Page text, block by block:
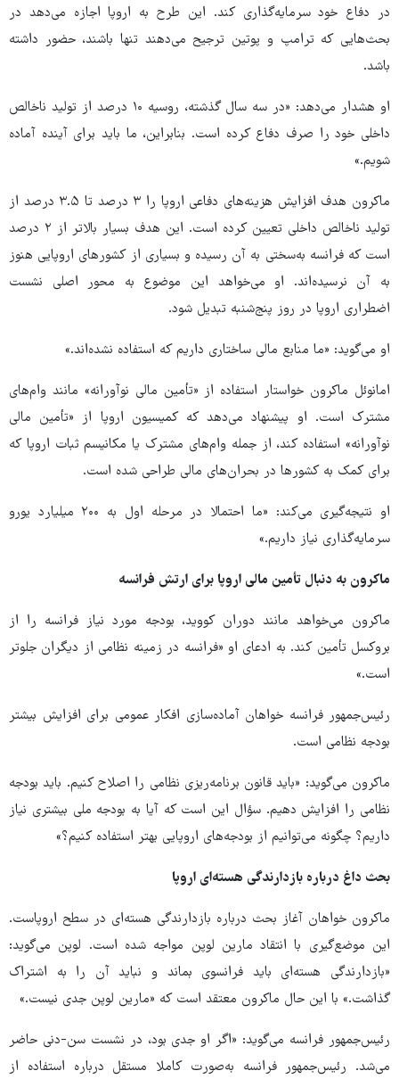
در دفاع خود سرمایه‌گذاری کند. این طرح به اروپا اجازه می‌دهد در
بحث‌هایی که ترامپ و پوتین ترجیح می‌دهند تنها باشند، حضور داشته
باشد.
او هشدار می‌دهد: «در سه سال گذشته، روسیه ۱۰ درصد از تولید ناخالص
داخلی خود را صرف دفاع کرده است. بنابراین، ما باید برای آینده آماده
شویم.»
ماکرون هدف افزایش هزینه‌های دفاعی اروپا را ۳ درصد تا ۳.۵ درصد از
تولید ناخالص داخلی تعیین کرده است. این هدف بسیار بالاتر از ۲ درصد
است که فرانسه به‌سختی به آن رسیده و بسیاری از کشورهای اروپایی هنوز
به آن نرسیده‌اند. او می‌خواهد این موضوع به محور اصلی نشست
اضطراری اروپا در روز پنج‌شنبه تبدیل شود.
او می‌گوید: «ما منابع مالی ساختاری داریم که استفاده نشده‌اند.»
امانوئل ماکرون خواستار استفاده از «تأمین مالی نوآورانه» مانند وام‌های
مشترک است. او پیشنهاد می‌دهد که کمیسیون اروپا از «تأمین مالی
نوآورانه» استفاده کند، از جمله وام‌های مشترک یا مکانیسم ثبات اروپا که
برای کمک به کشورها در بحران‌های مالی طراحی شده است.
او نتیجه‌گیری می‌کند: «ما احتمالا در مرحله اول به ۲۰۰ میلیارد یورو
سرمایه‌گذاری نیاز داریم.»
ماکرون به دنبال تأمین مالی اروپا برای ارتش فرانسه
ماکرون می‌خواهد مانند دوران کووید، بودجه مورد نیاز فرانسه را از
بروکسل تأمین کند. به ادعای او «فرانسه در زمینه نظامی از دیگران جلوتر
است.»
رئیس‌جمهور فرانسه خواهان آماده‌سازی افکار عمومی برای افزایش بیشتر
بودجه نظامی است.
ماکرون می‌گوید: «باید قانون برنامه‌ریزی نظامی را اصلاح کنیم. باید بودجه
نظامی را افزایش دهیم. سؤال این است که آیا به بودجه ملی بیشتری نیاز
داریم؟ چگونه می‌توانیم از بودجه‌های اروپایی بهتر استفاده کنیم؟»
بحث داغ درباره بازدارندگی هسته‌ای اروپا
ماکرون خواهان آغاز بحث درباره بازدارندگی هسته‌ای در سطح اروپاست.
این موضع‌گیری با انتقاد مارین لوپن مواجه شده است. لوپن می‌گوید:
«بازدارندگی هسته‌ای باید فرانسوی بماند و نباید آن را به اشتراک
گذاشت.» با این حال ماکرون معتقد است که «مارین لوپن جدی نیست.»
رئیس‌جمهور فرانسه می‌گوید: «اگر او جدی بود، در نشست سن-دنی حاضر
می‌شد. رئیس‌جمهور فرانسه به‌صورت کاملا مستقل درباره استفاده از